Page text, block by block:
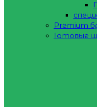
Premium
Готовые